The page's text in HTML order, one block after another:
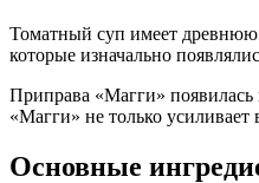
Томатный суп имеет древнюю
которые изначально
Приправа «Магги» появилась
«Магги» не только
Основные